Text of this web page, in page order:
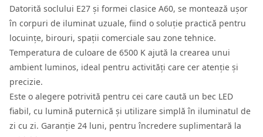
Datorită soclului E27 și formei clasice A60, se montează ușor
în corpuri de iluminat uzuale, fiind o soluție practică pentru
locuințe, birouri, spații comerciale sau zone tehnice.
Temperatura de culoare de 6500 K ajută la crearea unui
ambient luminos, ideal pentru activități care cer atenție și
precizie.
Este o alegere potrivită pentru cei care caută un bec LED
fiabil, cu lumină puternică și utilizare simplă în iluminatul de
zi cu zi. Garanție 24 luni, pentru încredere suplimentară la